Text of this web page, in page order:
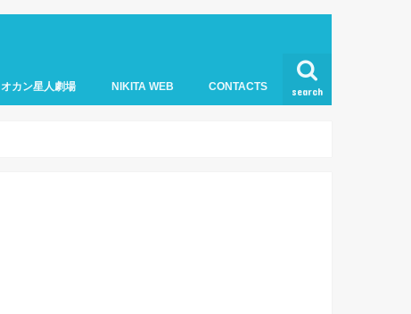
search
オカン星人劇場 NIKITA WEB CONTACTS